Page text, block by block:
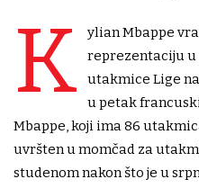
K
ylian Mbappe
reprezentaciju
utakmice Lige
u petak
Mbappe, koji ima 86
uvršten u momčad za
studenom nakon što je u